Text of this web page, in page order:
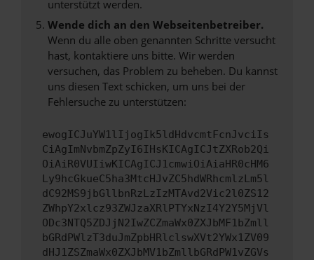
unterstützt werden.
Wende dich an den Webseitenbetreiber.
Wenn du alle oben genannten Schritte versucht
hast, kontaktiere uns bitte. Wir werden
versuchen, das Problem zu beheben. Du kannst
uns diesen Text schicken, um uns bei der
Fehlersuche zu unterstützen:
ewogICJuYW1lIjogIk5ldHdvcmtFcnJvciIs
CiAgImNvbmZpZyI6IHsKICAgICJtZXRob2Qi
OiAiR0VUIiwKICAgICJ1cmwiOiAiaHR0cHM6
Ly9hcGkueC5ha3MtcHJvZC5hdWRhcmlzLm5l
dC92MS9jbGllbnRzLzIzMTAvd2Vic2l0ZS12
ZWhpY2xlcz93ZWJzaXRlPTYxNzI4Y2Y5MjVl
ODc3NTQ5ZDJjN2IwZCZmaWx0ZXJbMF1bZmll
bGRdPWlzT3duJmZpbHRlclswXVt2YWx1ZV09
dHJ1ZSZmaWx0ZXJbMV1bZmllbGRdPW1vZGVs